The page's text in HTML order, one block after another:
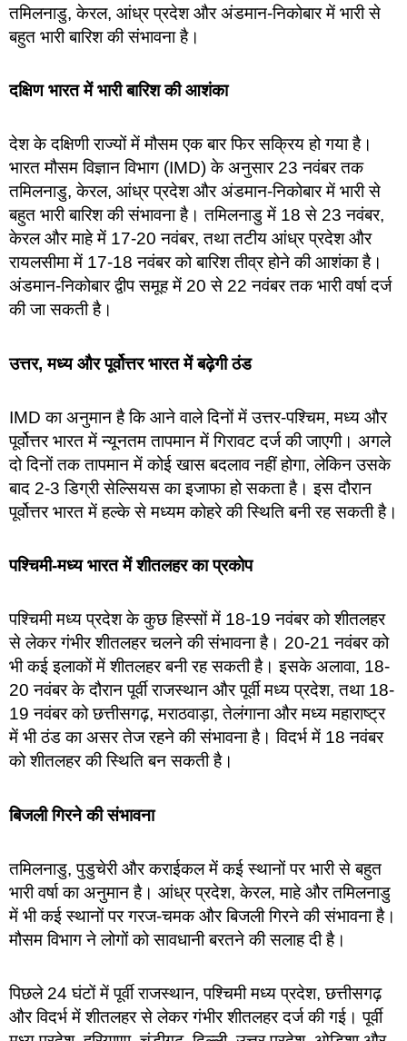
तमिलनाडु, केरल, आंध्र प्रदेश और अंडमान-निकोबार में भारी से
बहुत भारी बारिश की संभावना है।
दक्षिण भारत में भारी बारिश की आशंका
देश के दक्षिणी राज्यों में मौसम एक बार फिर सक्रिय हो गया है।
भारत मौसम विज्ञान विभाग (IMD) के अनुसार 23 नवंबर तक
तमिलनाडु, केरल, आंध्र प्रदेश और अंडमान-निकोबार में भारी से
बहुत भारी बारिश की संभावना है। तमिलनाडु में 18 से 23 नवंबर,
केरल और माहे में 17-20 नवंबर, तथा तटीय आंध्र प्रदेश और
रायलसीमा में 17-18 नवंबर को बारिश तीव्र होने की आशंका है।
अंडमान-निकोबार द्वीप समूह में 20 से 22 नवंबर तक भारी वर्षा दर्ज
की जा सकती है।
उत्तर, मध्य और पूर्वोत्तर भारत में बढ़ेगी ठंड
IMD का अनुमान है कि आने वाले दिनों में उत्तर-पश्चिम, मध्य और
पूर्वोत्तर भारत में न्यूनतम तापमान में गिरावट दर्ज की जाएगी। अगले
दो दिनों तक तापमान में कोई खास बदलाव नहीं होगा, लेकिन उसके
बाद 2-3 डिग्री सेल्सियस का इजाफा हो सकता है। इस दौरान
पूर्वोत्तर भारत में हल्के से मध्यम कोहरे की स्थिति बनी रह सकती है।
पश्चिमी-मध्य भारत में शीतलहर का प्रकोप
पश्चिमी मध्य प्रदेश के कुछ हिस्सों में 18-19 नवंबर को शीतलहर
से लेकर गंभीर शीतलहर चलने की संभावना है। 20-21 नवंबर को
भी कई इलाकों में शीतलहर बनी रह सकती है। इसके अलावा, 18-
20 नवंबर के दौरान पूर्वी राजस्थान और पूर्वी मध्य प्रदेश, तथा 18-
19 नवंबर को छत्तीसगढ़, मराठवाड़ा, तेलंगाना और मध्य महाराष्ट्र
में भी ठंड का असर तेज रहने की संभावना है। विदर्भ में 18 नवंबर
को शीतलहर की स्थिति बन सकती है।
बिजली गिरने की संभावना
तमिलनाडु, पुडुचेरी और कराईकल में कई स्थानों पर भारी से बहुत
भारी वर्षा का अनुमान है। आंध्र प्रदेश, केरल, माहे और तमिलनाडु
में भी कई स्थानों पर गरज-चमक और बिजली गिरने की संभावना है।
मौसम विभाग ने लोगों को सावधानी बरतने की सलाह दी है।
पिछले 24 घंटों में पूर्वी राजस्थान, पश्चिमी मध्य प्रदेश, छत्तीसगढ़
और विदर्भ में शीतलहर से लेकर गंभीर शीतलहर दर्ज की गई। पूर्वी